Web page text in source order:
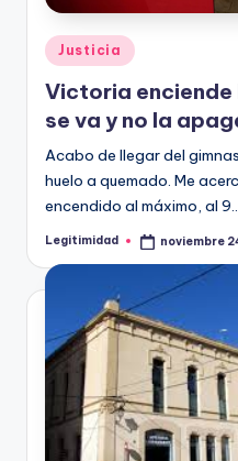
Publicado
en
Justicia
Victoria
se va y no la
Acabo de llegar del
huelo a quemado. Me
encendido al máximo, al
Publicado
Legitimidad noviembre